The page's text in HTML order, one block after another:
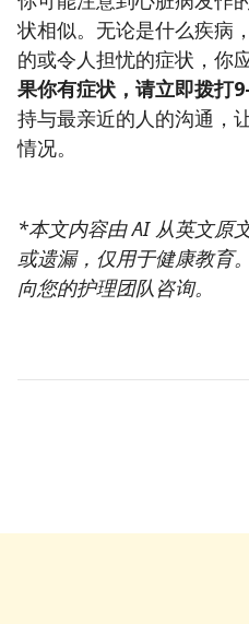
状相似。无论是什么疾病
的或令人担忧的症状，你
果你有症状，请立即拨打
持与最亲近的人的沟通，
情况。
*本文内容由 AI 从英文原
或遗漏，仅用于健康教育
向您的护理团队咨询。